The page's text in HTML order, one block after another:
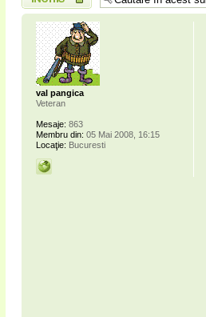
val pangica
Veteran
Mesaje: 863
Membru din: 05 Mai 2008, 16:15
Locaţie: Bucuresti